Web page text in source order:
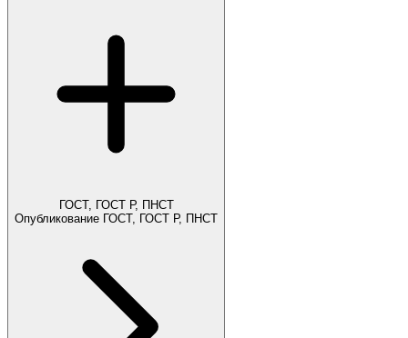
ГОСТ, ГОСТ Р, ПНСТ
Опубликование ГОСТ, ГОСТ Р, ПНСТ